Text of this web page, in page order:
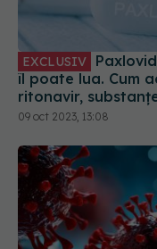
EXCLUSIV
îl poate lua. Cum
ritonavir,
semnat contractul.
09 oct 2023, 13:08